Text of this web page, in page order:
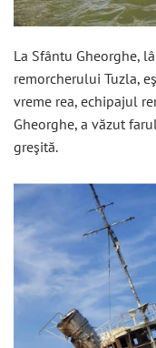
La Sfântu Gheorghe,
remorcherului Tuzla,
vreme rea, echipajul
Gheorghe, a văzut
greşită.